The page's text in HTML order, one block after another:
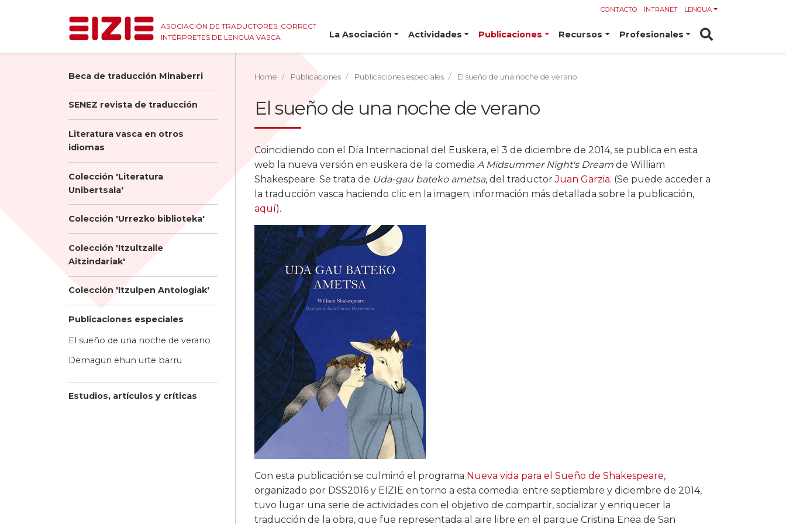
ASOCIACIÓN DE TRADUCTORES, CORRECTORES E
INTÉRPRETES DE LENGUA VASCA
CONTACTO INTRANET LENGUA
La Asociación Actividades Publicaciones Recursos Profesionales
Beca de traducción Minaberri
SENEZ revista de traducción
Literatura vasca en otros
idiomas
Colección 'Literatura
Unibertsala'
Colección 'Urrezko biblioteka'
Colección 'Itzultzaile
Aitzindariak'
Colección 'Itzulpen Antologiak'
Publicaciones especiales
El sueño de una noche de verano
Demagun ehun urte barru
Estudios, artículos y críticas
Home Publicaciones Publicaciones especiales El sueño de una noche de verano
El sueño de una noche de verano
Coincidiendo con el Día Internacional del Euskera, el 3 de diciembre de 2014, se publica en esta
web la nueva versión en euskera de la comedia A Midsummer Night's Dream de William
Shakespeare. Se trata de Uda-gau bateko ametsa, del traductorJuan Garzia. (Se puede acceder a
la traducción vasca haciendo clic en la imagen; información más detallada sobre la publicación,
aquí).
Con esta publicación se culminó el programa Nueva vida para el Sueño de Shakespeare,
organizado por DSS2016 y EIZIE en torno a esta comedia: entre septiembre y diciembre de 2014,
tuvo lugar una serie de actividades con el objetivo de compartir, socializar y enriquecer la
traducción de la obra, que fue representada al aire libre en el parque Cristina Enea de San